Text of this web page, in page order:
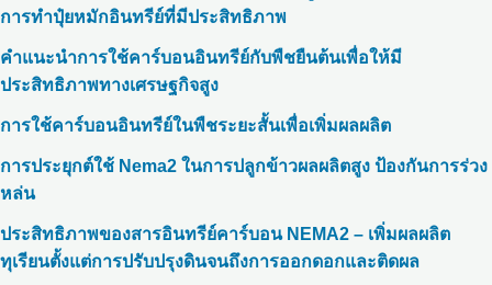
การทำปุ๋ยหมักอินทรีย์ที่มีประสิทธิภาพ
คำแนะนำการใช้คาร์บอนอินทรีย์กับพืชยืนต้นเพื่อให้มี
ประสิทธิภาพทางเศรษฐกิจสูง
การใช้คาร์บอนอินทรีย์ในพืชระยะสั้นเพื่อเพิ่มผลผลิต
การประยุกต์ใช้ Nema2 ในการปลูกข้าวผลผลิตสูง ป้องกันการร่วง
หล่น
ประสิทธิภาพของสารอินทรีย์คาร์บอน NEMA2 – เพิ่มผลผลิต
ทุเรียนตั้งแต่การปรับปรุงดินจนถึงการออกดอกและติดผล